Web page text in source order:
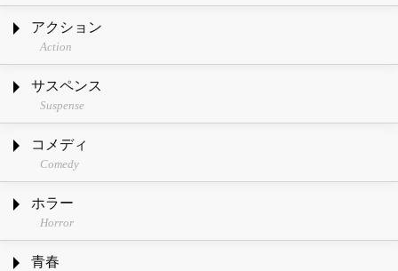
アクション
Action
サスペンス
Suspense
コメディ
Comedy
ホラー
Horror
青春